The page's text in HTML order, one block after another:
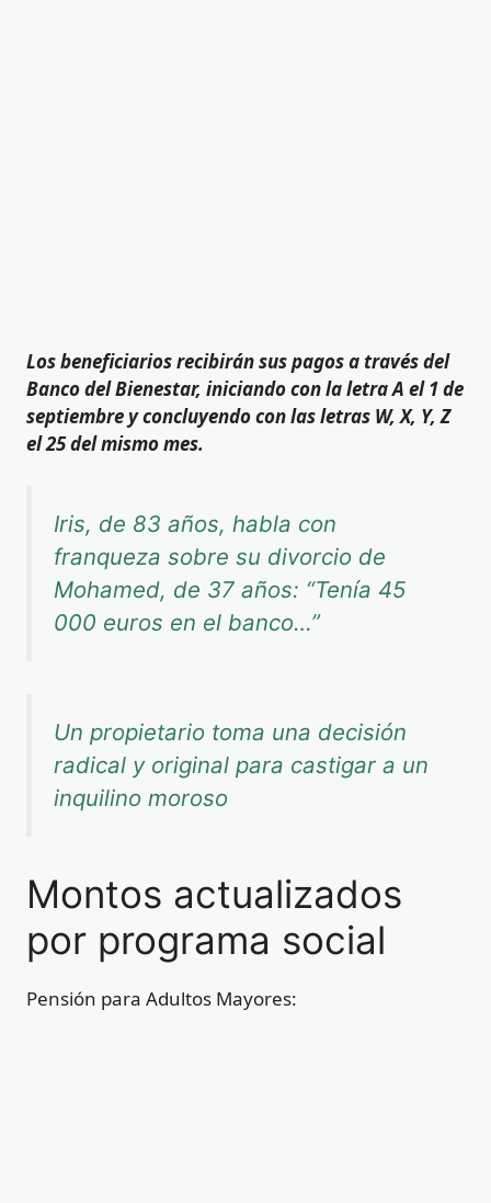
Los beneficiarios recibirán sus pagos a través del
Banco del Bienestar, iniciando con la letra A el 1 de
septiembre y concluyendo con las letras W, X, Y, Z
el 25 del mismo mes.
Iris, de 83 años, habla con
franqueza sobre su divorcio de
Mohamed, de 37 años: “Tenía 45
000 euros en el banco…”
Un propietario toma una decisión
radical y original para castigar a un
inquilino moroso
Montos actualizados
por programa social
Pensión para Adultos Mayores: